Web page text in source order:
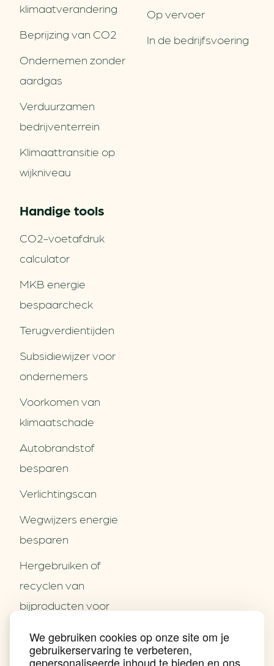
We gebruiken cookies op onze site om je
gebruikerservaring te verbeteren,
gepersonaliseerde inhoud te bieden en ons
Partners
Contact
Nieuws
Praktijkverhalen
Events
klimaatverandering
Beprijzing van CO2
Ondernemen zonder
aardgas
Verduurzamen
bedrijventerrein
Klimaattransitie op
wijkniveau
Op vervoer
In de bedrijfsvoering
Handige tools
CO2-voetafdruk
calculator
MKB energie
bespaarcheck
Terugverdien­tijden
Subsidiewijzer voor
ondernemers
Voorkomen van
klimaatschade
Autobrandstof
besparen
Verlichtingscan
Wegwijzers energie
besparen
Hergebruiken of
recyclen van
bijproducten voor
Energie besparen op